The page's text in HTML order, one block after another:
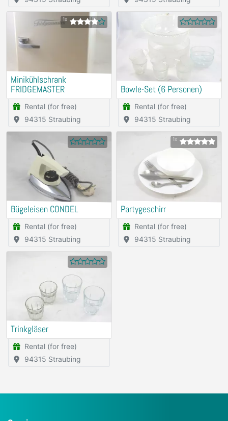
1x
Minikühlschrank
FRIDGEMASTER
Rental (for free)
94315 Straubing
Bowle-Set (6 Personen)
Rental (for free)
94315 Straubing
Bügeleisen CONDEL
Rental (for free)
94315 Straubing
1x
Partygeschirr
Rental (for free)
94315 Straubing
Trinkgläser
Rental (for free)
94315 Straubing